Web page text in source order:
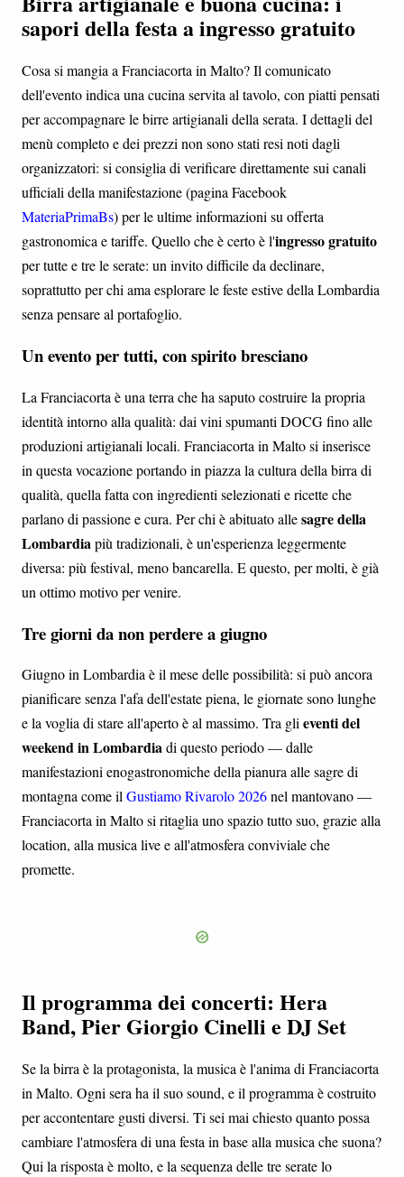
sapori della festa a ingresso gratuito
Cosa si mangia a Franciacorta in Malto? Il comunicato
dell'evento indica una cucina servita al tavolo, con piatti pensati
per accompagnare le birre artigianali della serata. I dettagli del
menù completo e dei prezzi non sono stati resi noti dagli
organizzatori: si consiglia di verificare direttamente sui canali
ufficiali della manifestazione (pagina Facebook
MateriaPrimaBs) per le ultime informazioni su offerta
gastronomica e tariffe. Quello che è certo è l'ingresso gratuito
per tutte e tre le serate: un invito difficile da declinare,
soprattutto per chi ama esplorare le feste estive della Lombardia
senza pensare al portafoglio.
Un evento per tutti, con spirito bresciano
La Franciacorta è una terra che ha saputo costruire la propria
identità intorno alla qualità: dai vini spumanti DOCG fino alle
produzioni artigianali locali. Franciacorta in Malto si inserisce
in questa vocazione portando in piazza la cultura della birra di
qualità, quella fatta con ingredienti selezionati e ricette che
parlano di passione e cura. Per chi è abituato allesagre della
Lombardiapiù tradizionali, è un'esperienza leggermente
diversa: più festival, meno bancarella. E questo, per molti, è già
un ottimo motivo per venire.
Tre giorni da non perdere a giugno
Giugno in Lombardia è il mese delle possibilità: si può ancora
pianificare senza l'afa dell'estate piena, le giornate sono lunghe
e la voglia di stare all'aperto è al massimo. Tra glieventi del
weekend in Lombardiadi questo periodo — dalle
manifestazioni enogastronomiche della pianura alle sagre di
montagna come ilGustiamo Rivarolo 2026nel mantovano —
Franciacorta in Malto si ritaglia uno spazio tutto suo, grazie alla
location, alla musica live e all'atmosfera conviviale che
promette.
Il programma dei concerti: Hera
Band, Pier Giorgio Cinelli e DJ Set
Se la birra è la protagonista, la musica è l'anima di Franciacorta
in Malto. Ogni sera ha il suo sound, e il programma è costruito
per accontentare gusti diversi. Ti sei mai chiesto quanto possa
cambiare l'atmosfera di una festa in base alla musica che suona?
Qui la risposta è molto, e la sequenza delle tre serate lo